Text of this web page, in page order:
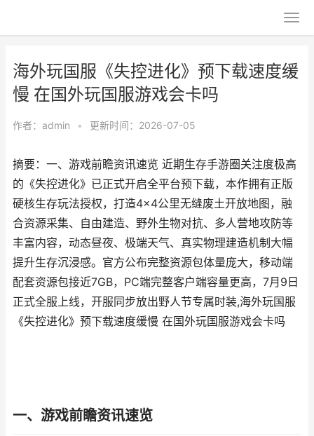
海外玩国服《失控进化》预下载速度缓
慢 在国外玩国服游戏会卡吗
作者： admin • 更新时间：2026-07-05
摘要：一、游戏前瞻资讯速览 近期生存手游圈关注度极高
的《失控进化》已正式开启全平台预下载，本作拥有正版
硬核生存玩法授权，打造4×4公里无缝废土开放地图，融
合资源采集、自由建造、野外生物对抗、多人营地攻防等
丰富内容，动态昼夜、极端天气、真实物理建造机制大幅
提升生存沉浸感。官方公布完整资源包体量庞大，移动端
配套资源包接近7GB，PC端完整客户端容量更高，7月9日
正式全服上线，开服同步放出野人节专属时装,海外玩国服
《失控进化》预下载速度缓慢 在国外玩国服游戏会卡吗
一、游戏前瞻资讯速览